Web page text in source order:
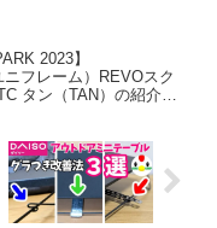
2023】
フレーム）REVOスク
タン（TAN）の紹介